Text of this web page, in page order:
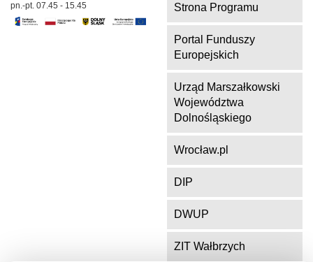
pn.-pt. 07.45 - 15.45
Strona Programu
Portal Funduszy
Europejskich
Urząd Marszałkowski
Województwa
Dolnośląskiego
Wrocław.pl
DIP
DWUP
ZIT Wałbrzych